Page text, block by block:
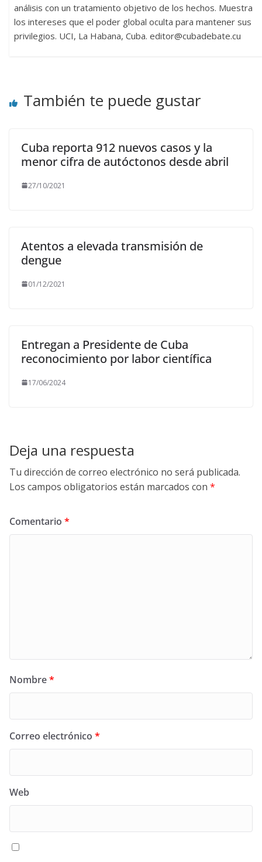
análisis con un tratamiento objetivo de los hechos. Muestra
los intereses que el poder global oculta para mantener sus
privilegios. UCI, La Habana, Cuba. editor@cubadebate.cu
También te puede gustar
Cuba reporta 912 nuevos casos y la
menor cifra de autóctonos desde abril
27/10/2021
Atentos a elevada transmisión de
dengue
01/12/2021
Entregan a Presidente de Cuba
reconocimiento por labor científica
17/06/2024
Deja una respuesta
Tu dirección de correo electrónico no será publicada.
Los campos obligatorios están marcados con *
Comentario *
Nombre*
Correo electrónico *
Web